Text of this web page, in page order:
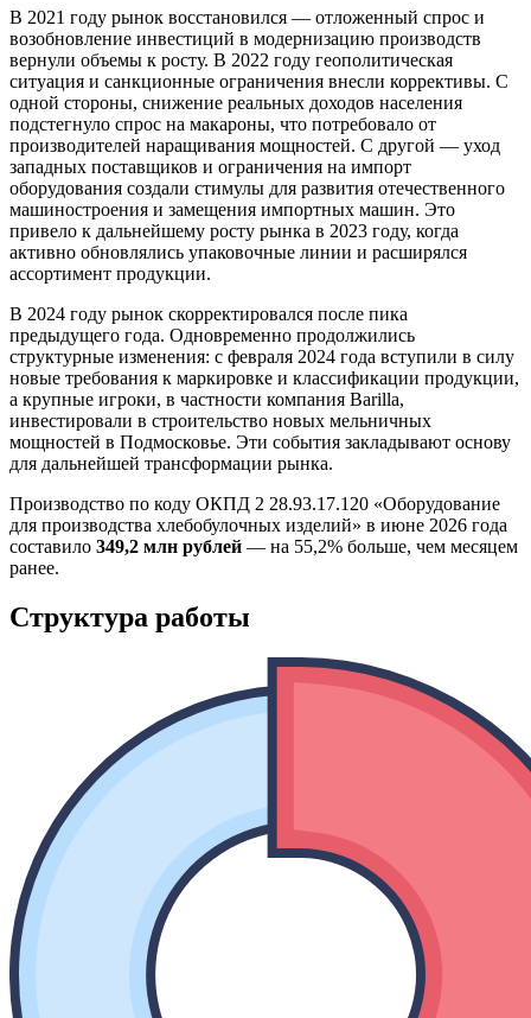
В 2021 году рынок восстановился — отложенный спрос и
возобновление инвестиций в модернизацию производств
вернули объемы к росту. В 2022 году геополитическая
ситуация и санкционные ограничения внесли коррективы. С
одной стороны, снижение реальных доходов населения
подстегнуло спрос на макароны, что потребовало от
производителей наращивания мощностей. С другой — уход
западных поставщиков и ограничения на импорт
оборудования создали стимулы для развития отечественного
машиностроения и замещения импортных машин. Это
привело к дальнейшему росту рынка в 2023 году, когда
активно обновлялись упаковочные линии и расширялся
ассортимент продукции.
В 2024 году рынок скорректировался после пика
предыдущего года. Одновременно продолжились
структурные изменения: с февраля 2024 года вступили в силу
новые требования к маркировке и классификации продукции,
а крупные игроки, в частности компания Barilla,
инвестировали в строительство новых мельничных
мощностей в Подмосковье. Эти события закладывают основу
для дальнейшей трансформации рынка.
Производство по коду ОКПД 2 28.93.17.120 «Оборудование
для производства хлебобулочных изделий» в июне 2026 года
составило 349,2 млн рублей — на 55,2% больше, чем месяцем
ранее.
Структура работы